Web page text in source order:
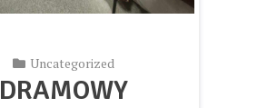
Uncategorized
DRAMOWY